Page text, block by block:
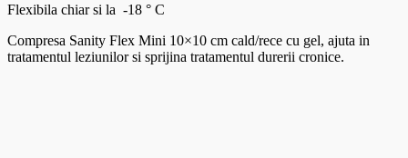
Flexibila chiar si la -18 ° C
Compresa Sanity Flex Mini 10×10 cm cald/rece cu gel, ajuta in
tratamentul leziunilor si sprijina tratamentul durerii cronice.